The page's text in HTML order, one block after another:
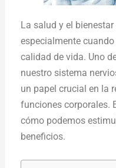
La salud y el
especialmente
calidad de vida. Uno
nuestro sistema
un papel crucial en la
funciones corporales.
cómo podemos
beneficios.